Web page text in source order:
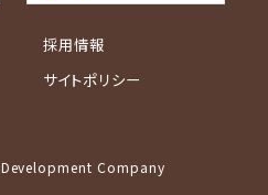
採用情報
サイトポリシー
Company